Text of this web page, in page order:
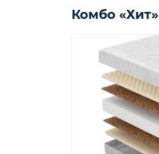
Комбо «Хит»